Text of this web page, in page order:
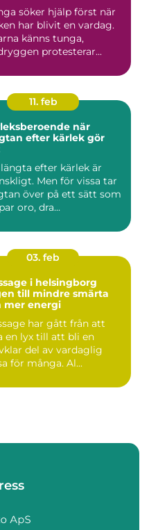
söker hjälp först när
har blivit en vardag.
känns tunga,
protesterar...
11. feb
när
efter kärlek gör
efter kärlek är
Men för vissa tar
över på ett sätt som
oro, dra...
03. feb
i helsingborg
till mindre smärta
mer energi
har gått från att
en lyx till att bli en
del av vardaglig
för många. Al...